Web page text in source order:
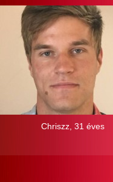
Chriszz, 31 éves